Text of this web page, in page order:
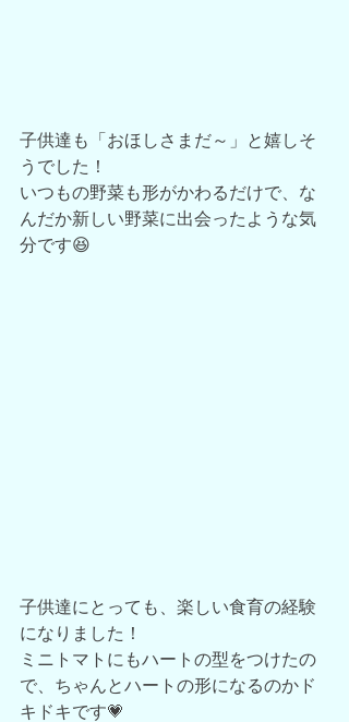
子供達も「おほしさまだ～」と嬉しそ
うでした！
いつもの野菜も形がかわるだけで、な
んだか新しい野菜に出会ったような気
分です😆
子供達にとっても、楽しい食育の経験
になりました！
ミニトマトにもハートの型をつけたの
で、ちゃんとハートの形になるのかド
キドキです💗